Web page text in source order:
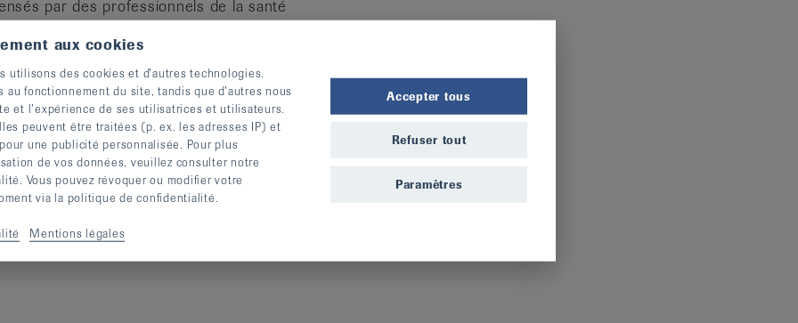
par des professionnels de la santé
soit par téléphone, soit à notre
à la pérennisation de nos
de la population fribourgeoise.
aux cookies
utilisons des cookies et d’autres technologies.
fonctionnement du site, tandis que d’autres nous
et l’expérience de ses utilisatrices et utilisateurs.
peuvent être traitées (p. ex. les adresses IP) et
une publicité personnalisée. Pour plus
de vos données, veuillez consulter notre
Vous pouvez révoquer ou modifier votre
via la politique de confidentialité.
Mentions légales
Accepter tous
Refuser tout
Paramètres